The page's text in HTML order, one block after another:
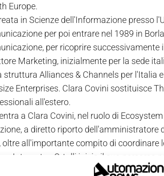
Europe.
in Scienze dell'Informazione presso
per poi entrare nel 1989 in
per ricoprire
Marketing, inizialmente per la sede
struttura Alliances & Channels per l'Italia
Enterprises. Clara Covini sostituisce
all'estero.
a Clara Covini, nel ruolo di
a diretto riporto dell'amministratore
oltre all'importante compito di coordinare
Integrator. Ortalli inizia il suo percorso
alcune realtà aziendali nazionali.